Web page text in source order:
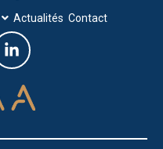
Actualités Contact